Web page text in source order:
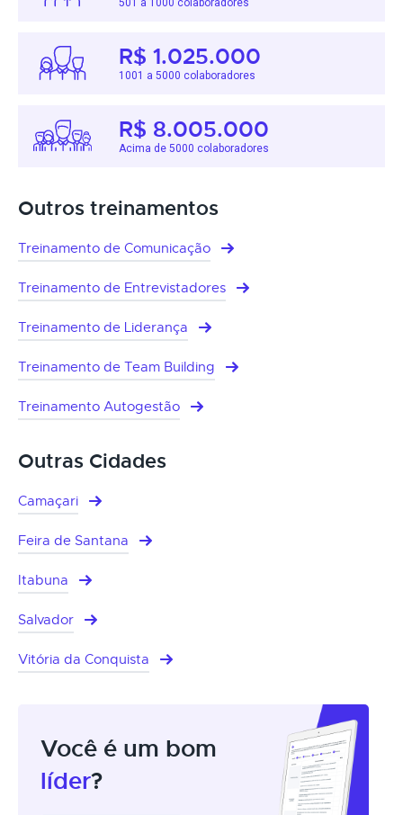
501 a 1000 colaboradores
R$ 1.025.000
1001 a 5000 colaboradores
R$ 8.005.000
Acima de 5000 colaboradores
Outros treinamentos
Treinamento de Comunicação
Treinamento de Entrevistadores
Treinamento de Liderança
Treinamento de Team Building
Treinamento Autogestão
Outras Cidades
Camaçari
Feira de Santana
Itabuna
Salvador
Vitória da Conquista
Você é um bom
líder?